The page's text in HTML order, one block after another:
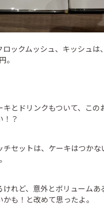
ロックムッシュ、キッシュは
。
キとドリンクもついて、この
！？
チセットは、ケーキはつかな
けれど、意外とボリュームあ
も！と改めて思ったよ。